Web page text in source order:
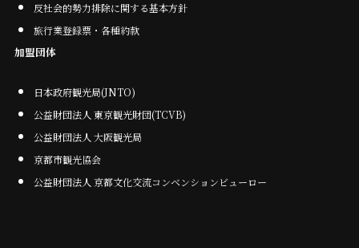
反社会的勢力排除に関する基本方針
旅行業登録票・各種約款
加盟団体
日本政府観光局(JNTO)
公益財団法人 東京観光財団(TCVB)
公益財団法人 大阪観光局
京都市観光協会
公益財団法人 京都文化交流コンベンションビューロー